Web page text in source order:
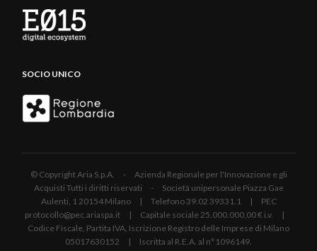
SOCIO UNICO
© Copyright Aria S.p.A. - Azienda Regionale per l'Innovazione e gli
Acquisti Tutti i diritti riservati - Società unipersonale Piazza Gae
Aulenti, 1 20154 Milano | Telefono 39.02 39331.1 | PEC
protocollo@pec.ariaspa.it | Capitale sociale 25.000.000,00 € i.v. |
Codice Fiscale, Partita IVA, Iscrizione Registro delle Imprese di Milano
05017630152 | Iscritta al R.E.A. al n°1096149.